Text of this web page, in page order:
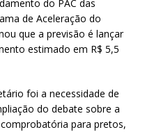
do PAC das
de Aceleração do
que a previsão é lançar
estimado em R$ 5,5
foi a necessidade de
do debate sobre a
para pretos,